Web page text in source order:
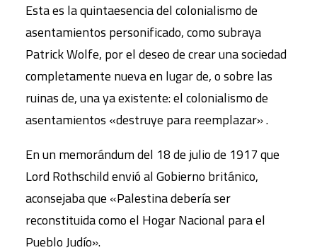
Esta es la quintaesencia del colonialismo de
asentamientos personificado, como subraya
Patrick Wolfe, por el deseo de crear una sociedad
completamente nueva en lugar de, o sobre las
ruinas de, una ya existente: el colonialismo de
asentamientos «destruye para reemplazar» .
En un memorándum del 18 de julio de 1917 que
Lord Rothschild envió al Gobierno británico,
aconsejaba que «Palestina debería ser
reconstituida como el Hogar Nacional para el
Pueblo Judío».